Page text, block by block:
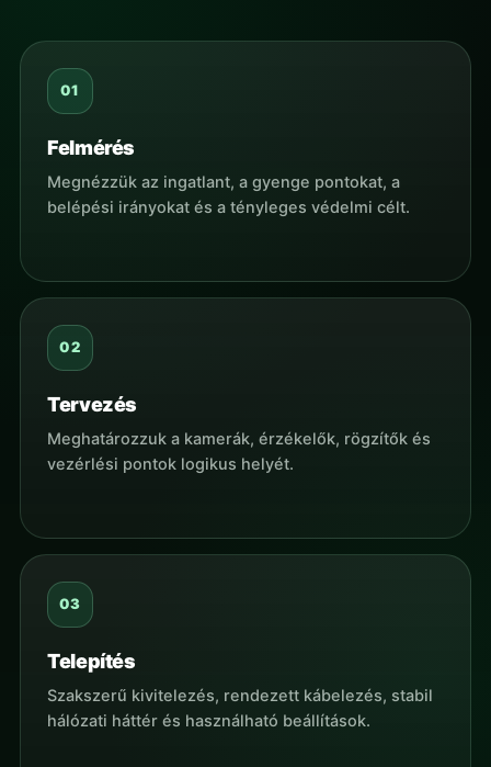
Felmérés
Megnézzük az ingatlant, a gyenge pontokat, a
belépési irányokat és a tényleges védelmi célt.
Tervezés
Meghatározzuk a kamerák, érzékelők, rögzítők és
vezérlési pontok logikus helyét.
Telepítés
Szakszerű kivitelezés, rendezett kábelezés, stabil
hálózati háttér és használható beállítások.